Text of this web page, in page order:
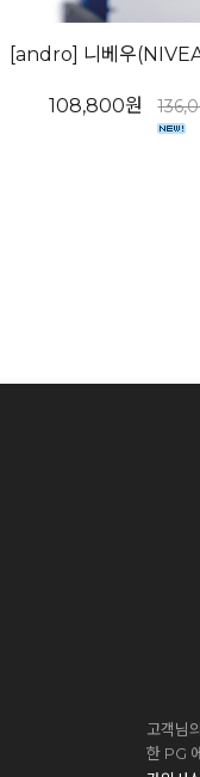
[andro] 니베우
108,800원
고객님
한 PG